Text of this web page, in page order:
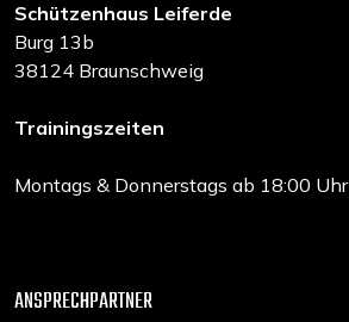
Schützenhaus Leiferde
Burg 13b
38124 Braunschweig
Trainingszeiten
Montags & Donnerstags ab 18:00 Uhr
ANSPRECHPARTNER